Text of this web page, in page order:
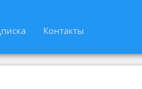
Контакты